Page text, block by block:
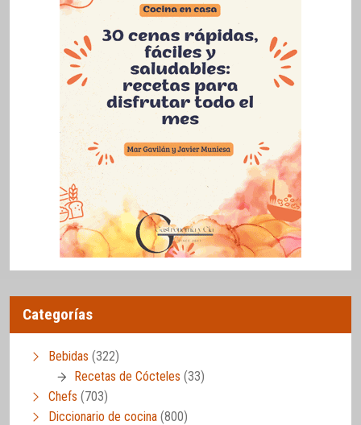
Categorías
Bebidas (322)
Recetas de Cócteles (33)
Chefs (703)
Diccionario de cocina (800)